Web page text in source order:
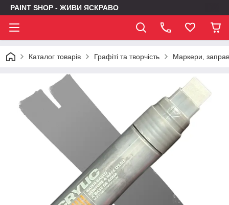
PAINT SHOP - ЖИВИ ЯСКРАВО
Каталог товарів Графіті та творчість Маркери,